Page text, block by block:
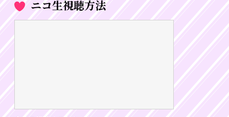
ニコ生視聴方法